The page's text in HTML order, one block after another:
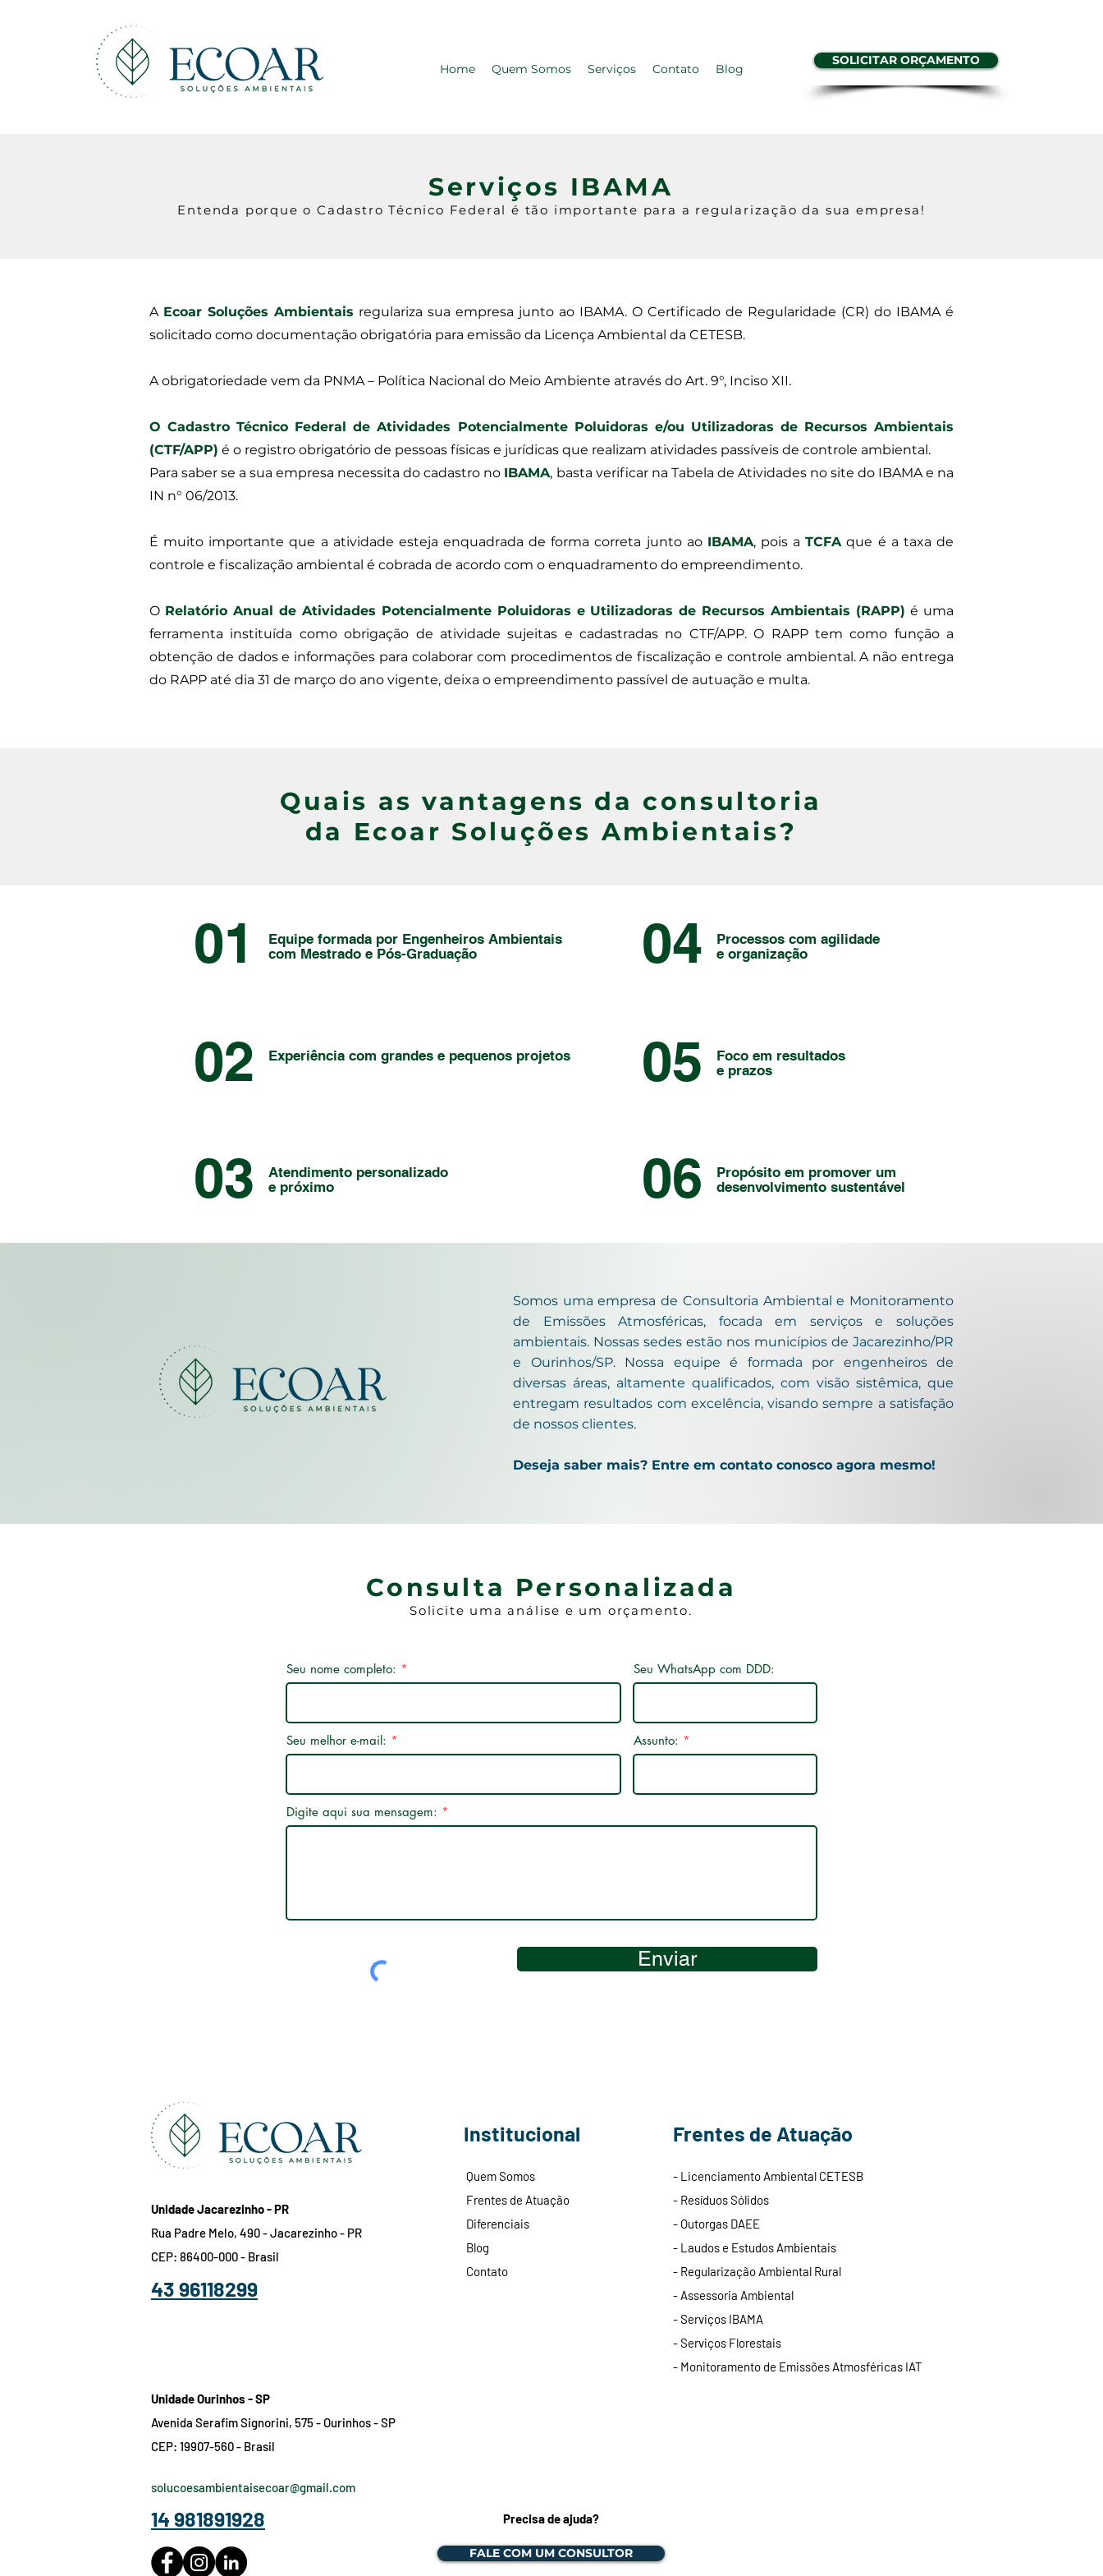
Home Quem Somos Serviços Contato Blog
SOLICITAR ORÇAMENTO
Serviços IBAMA
Entenda porque o Cadastro Técnico Federal é tão importante para a regularização da sua empresa!
A Ecoar Soluções Ambientais regulariza sua empresa junto ao IBAMA. O Certificado de Regularidade (CR) do IBAMA é
solicitado como documentação obrigatória para emissão da Licença Ambiental da CETESB.
A obrigatoriedade vem da PNMA – Política Nacional do Meio Ambiente através do Art. 9°, Inciso XII.
O Cadastro Técnico Federal de Atividades Potencialmente Poluidoras e/ou Utilizadoras de Recursos Ambientais
(CTF/APP) é o registro obrigatório de pessoas físicas e jurídicas que realizam atividades passíveis de controle ambiental.
Para saber se a sua empresa necessita do cadastro no IBAMA, basta verificar na Tabela de Atividades no site do IBAMA e na
IN n° 06/2013.
É muito importante que a atividade esteja enquadrada de forma correta junto ao IBAMA, pois aTCFAque é a taxa de
controle e fiscalização ambiental é cobrada de acordo com o enquadramento do empreendimento.
O Relatório Anual de Atividades Potencialmente Poluidoras e Utilizadoras de Recursos Ambientais (RAPP) é uma
ferramenta instituída como obrigação de atividade sujeitas e cadastradas no CTF/APP. O RAPP tem como função a
obtenção de dados e informações para colaborar com procedimentos de fiscalização e controle ambiental. A não entrega
do RAPP até dia 31 de março do ano vigente, deixa o empreendimento passível de autuação e multa.
Quais as vantagens da consultoria
da Ecoar Soluções Ambientais?
01
Equipe formada por Engenheiros Ambientais
com Mestrado e Pós-Graduação
02 Experiência com grandes e pequenos projetos
03
Atendimento personalizado
e próximo
04
Processos com agilidade
e organização
05
Foco em resultados
e prazos
06
Propósito em promover um
desenvolvimento sustentável
Somos uma empresa de Consultoria Ambiental e Monitoramento
de Emissões Atmosféricas, focada em serviços e soluções
ambientais. Nossas sedes estão nos municípios de Jacarezinho/PR
e Ourinhos/SP. Nossa equipe é formada por engenheiros de
diversas áreas, altamente qualificados, com visão sistêmica, que
entregam resultados com excelência, visando sempre a satisfação
de nossos clientes.
Deseja saber mais? Entre em contato conosco agora mesmo!
Consulta Personalizada
Solicite uma análise e um orçamento.
Seu nome completo: Seu WhatsApp com DDD:
Seu melhor e-mail: Assunto:
Digite aqui sua mensagem:
Enviar
Unidade Jacarezinho - PR
Rua Padre Melo, 490 - Jacarezinho - PR
CEP: 86400-000 - Brasil
43 96118299
Institucional
Quem Somos
Frentes de Atuação
Diferenciais
Blog
Contato
Frentes de Atuação
- Licenciamento Ambiental CETESB
- Resíduos Sólidos
- Outorgas DAEE
- Laudos e Estudos Ambientais
- Regularização Ambiental Rural
- Assessoria Ambiental
- Serviços IBAMA
- Serviços Florestais
- Monitoramento de Emissões Atmosféricas IAT
Unidade Ourinhos - SP
Avenida Serafim Signorini, 575 - Ourinhos - SP
CEP: 19907-560- Brasil
solucoesambientaisecoar@gmail.com
14 981891928 Precisa de ajuda?
FALE COM UM CONSULTOR